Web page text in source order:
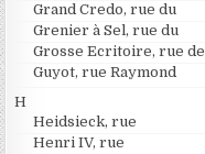
Grand Credo, rue du
Grenier à Sel, rue du
Grosse Ecritoire, rue
Guyot, rue Raymond
H
Heidsieck, rue
Henri IV, rue